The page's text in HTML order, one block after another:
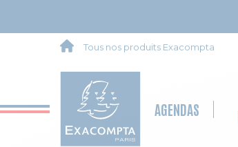
Tous nos produits Exacompta
AGENDAS